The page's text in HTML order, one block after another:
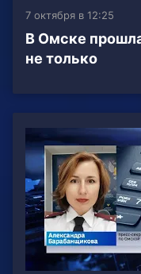
7 октября в 12:25
В Омске
не только